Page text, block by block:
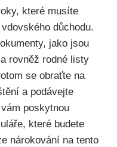
které musíte
důchodu.
jako jsou
rovněž rodné listy
se obraťte na
a podávejte
poskytnou
které budete
nárokování na tento